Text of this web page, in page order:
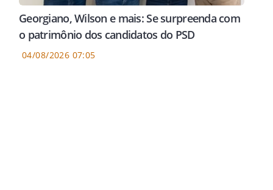
Georgiano, Wilson e mais: Se surpreenda com
o patrimônio dos candidatos do PSD
04/08/2026 07:05